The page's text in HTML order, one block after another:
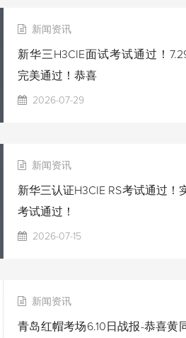
新闻资讯
新华三H3CIE面试考试通过！
完美通过！恭喜
2026-07-29
新闻资讯
新华三认证H3CIE RS考试通过！
考试通过！
2026-07-15
新闻资讯
青岛红帽考场6.10日战报-恭喜黄